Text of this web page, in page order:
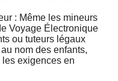
: Même les mineurs
Voyage Électronique
ou tuteurs légaux
nom des enfants,
exigences en